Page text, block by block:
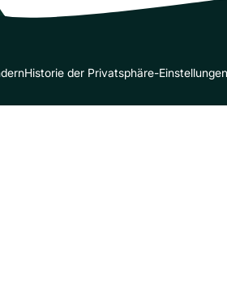
Historie der Privatsphäre-Einstellungen